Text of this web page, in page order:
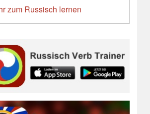
zum Russisch lernen